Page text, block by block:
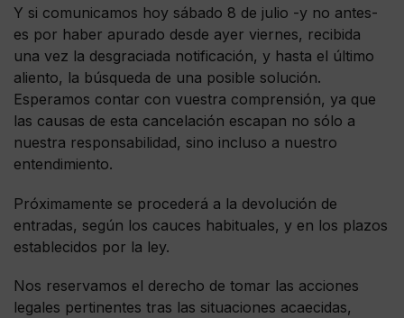
Y si comunicamos hoy sábado 8 de julio -y no antes-
es por haber apurado desde ayer viernes, recibida
una vez la desgraciada notificación, y hasta el último
aliento, la búsqueda de una posible solución.
Esperamos contar con vuestra comprensión, ya que
las causas de esta cancelación escapan no sólo a
nuestra responsabilidad, sino incluso a nuestro
entendimiento.
Próximamente se procederá a la devolución de
entradas, según los cauces habituales, y en los plazos
establecidos por la ley.
Nos reservamos el derecho de tomar las acciones
legales pertinentes tras las situaciones acaecidas,